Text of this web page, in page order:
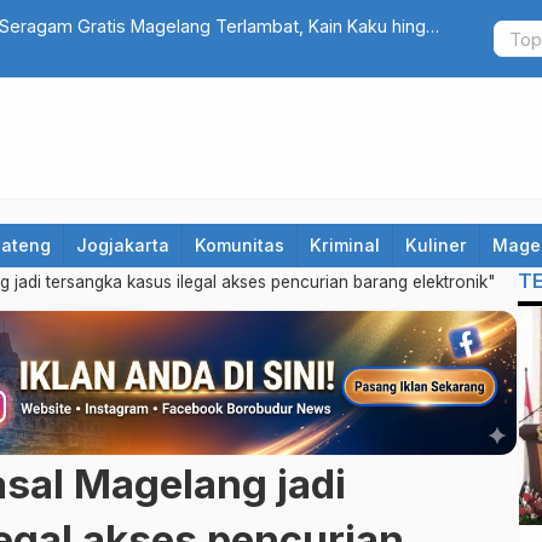
Gratis Magelang Terlambat, Kain Kaku hingga
Cuma
Jogjakarta Komunitas Kriminal Kuliner
jadi tersangka kasus ilegal akses pencurian barang elektronik"
Magelang jadi